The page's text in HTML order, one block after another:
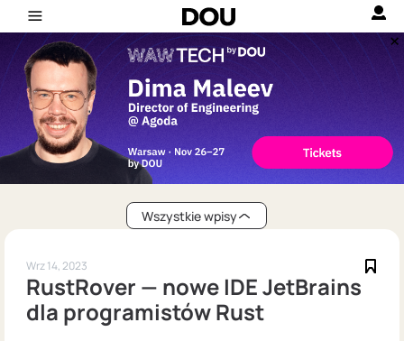
Wszystkie wpisy
Wrz 14, 2023
RustRover — nowe IDE JetBrains
dla programistów Rust